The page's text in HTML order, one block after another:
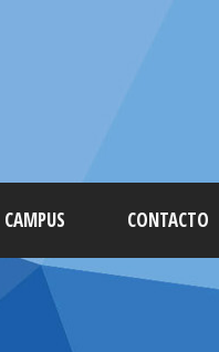
CAMPUS CONTACTO